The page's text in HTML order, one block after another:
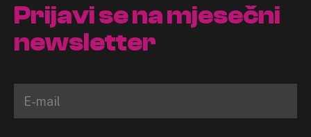
Prijavi se na mjesečni
newsletter